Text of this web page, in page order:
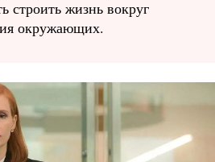
строить жизнь вокруг
окружающих.